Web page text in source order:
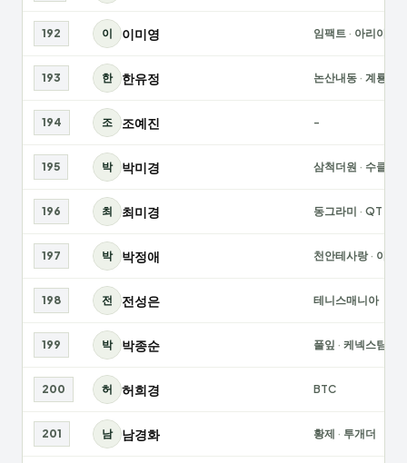
192 이 이미영 임팩트 · 아리아
193 한 한유정 논산내동 · 계룡우
194 조 조예진 -
195 박 박미경 삼척더원 · 수클럽
196 최 최미경 동그라미 · QT
197 박 박정애 천안테사랑· 아가
198 전 전성은 테니스매니아
199 박 박종순 풀잎 · 케넥스팀
200 허 허희경 BTC
201 남 남경화 황제 · 투개더